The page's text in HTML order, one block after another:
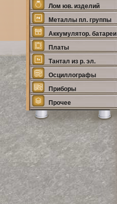
Лом юв. изделий
Металлы пл. группы
Аккумулятор. батареи
Платы
Тантал из р. эл.
Осциллографы
Приборы
Прочее